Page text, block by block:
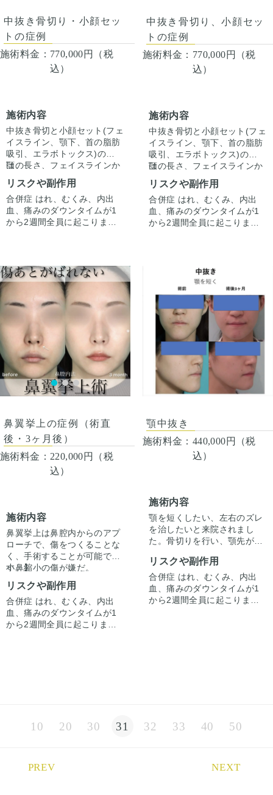
の写真の様な変化をするわけ
ではありませんのでご注意下
さい。カウンセリングにて、
診察させていただいた上でそ
の方一人一人の状態をふまえ
て、治療法をご提案します。
中抜き骨切り・小顔セッ
トの症例
施術料金： 770,000円（税
込）
施術内容
中抜き骨切と小顔セット(フェ
イスライン、顎下、首の脂肪
吸引、エラボトックス)の併用
は、
劇的に小顔になれるコストパ
フォーマンスの高い手術の一
つです。
顎の長さ、フェイスラインか
ら顎下のもたつきが気になる
患者様は、上記の手術で劇的
に小顔なります。
・Vラインまではダウンタイ
ムが長いので施行したくな
い。
施行したくないけど小顔にな
りたい。
リスクや副作用
合併症 はれ、むくみ、内出
血、痛みのダウンタイムが1
から2週間全員に起こりま
になります。内出血は平均2
週間くらいで目立たなくなり
ます。顎先や下唇の痺れが出
ることがあります。多くは通
脂肪を吸ったところは1から3
ヶ月ツッパリ感がでます。ツ
ッパリ感が出ても動かして大
丈夫です。稀に感染がありま
すが、そのような際は責任を
持って当院で治療します。仕
上がりには個人差があるの
の写真の様な変化をするわけ
ではありませんのでご注意下
さい。カウンセリングにて、
診察させていただいた上でそ
の方一人一人の状態をふまえ
て、治療法をご提案します。
中抜き骨切り、小顔セッ
トの症例
施術料金： 770,000円（税
込）
施術内容
中抜き骨切と小顔セット(フェ
イスライン、顎下、首の脂肪
吸引、エラボトックス)の併用
は、
劇的に小顔になれるコストパ
フォーマンスの高い手術の一
つです。
顎の長さ、フェイスラインか
ら顎下のもたつきが気になる
患者様は、上記の手術で劇的
に小顔なります。
・Vラインまではダウンタイ
ムが長いので施行したくな
い。
施行したくないけど小顔にな
リスクや副作用
合併症 はれ、むくみ、内出
血、痛みのダウンタイムが1
から2週間全員に起こりま
になります。内出血は平均2
週間くらいで目立たなくなり
ます。顎先や下唇の痺れが出
ることがあります。多くは通
常1ヶ月以内に改善します。
脂肪を吸ったところは1から3
ヶ月ツッパリ感がでます。ツ
ッパリ感が出ても動かして大
丈夫です。稀に感染がありま
すが、そのような際は責任を
持って当院で治療します。仕
上がりには個人差があるの
の写真の様な変化をするわけ
ではありませんのでご注意下
さい。カウンセリングにて、
診察させていただいた上でそ
鼻翼挙上の症例（術直
後・3ヶ月後）
施術料金： 220,000円（税
込）
施術内容
鼻翼挙上は鼻腔内からのアプ
ローチで、傷をつくることな
く、手術することが可能で
す。】
小鼻縮小の傷が嫌だ。
傷なく鼻の横幅を小さくした
い。
左右差が気になる。
上記のお悩みの患者様は、
鼻腔内からの鼻翼挙上、もし
くは縮小で対応可能です。
患側の鼻翼基部を健側に近づ
また、小鼻縮小後の方も、瘢
リスクや副作用
合併症 はれ、むくみ、内出
血、痛みのダウンタイムが1
から2週間全員に起こりま
がりには個人差があるので、
ありませんのでご注意下さ
顎中抜き
施術料金： 440,000円（税
込）
施術内容
顎を短くしたい、左右のズレ
を治したいと来院されまし
た。骨切りを行い、顎先が正
した。
中抜きは顎先のズレに関して
は修正もできますのでオスス
メです。
リスクや副作用
合併症 はれ、むくみ、内出
血、痛みのダウンタイムが1
から2週間全員に起こりま
で治療します。仕上がりには
変化をするわけではありませ
んのでご注意下さい。カウン
PREV
10 20 30 31 32 33 40 50
NEXT